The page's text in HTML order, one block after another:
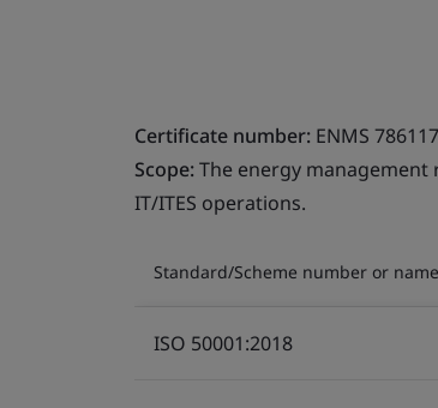
Certificate number: ENMS 786117
Scope:The energy
IT/ITES operations.
Standard/Scheme number or name
ISO 50001:2018